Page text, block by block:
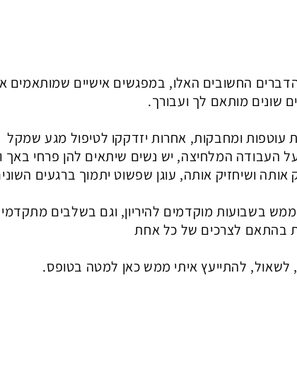
הדברים החשובים האלו, במפגשים אישיים שמותאמים
שונים מותאם לך ועבורך.
עוטפות ומחבקות, אחרות יזדקקו לטיפול מגע
העבודה המלחיצה, יש נשים שיתאים להן פרחי באך
ושיחזיק אותה, עוגן שפשוט יתמוך ברגעים
ממש בשבועות מוקדמים להיריון, וגם בשלבים
בהתאם לצרכים של כל אחת
לשאול, להתייעץ איתי ממש כאן למטה בטופס.